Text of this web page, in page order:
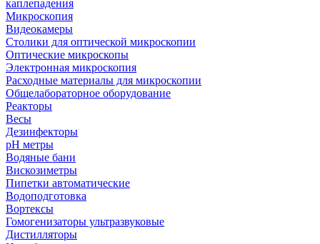
каплепадения
Микроскопия
Видеокамеры
Столики для оптической микроскопии
Оптические микроскопы
Электронная микроскопия
Расходные материалы для микроскопии
Общелабораторное оборудование
Реакторы
Весы
Дезинфекторы
рН метры
Водяные бани
Вискозиметры
Пипетки автоматические
Водоподготовка
Вортексы
Гомогенизаторы ультразвуковые
Дистилляторы